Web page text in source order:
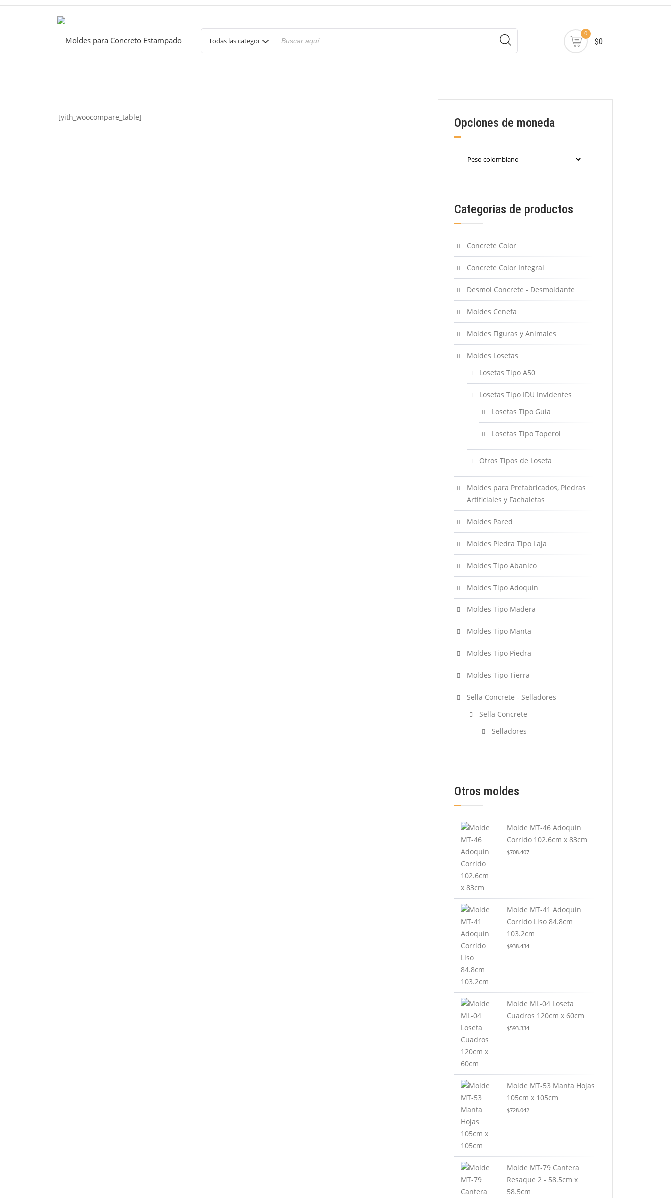
Saltar
0
$0
[yith_woocompare_table] Opciones de moneda
Categorias de productos
Concrete Color
Concrete Color Integral
Desmol Concrete - Desmoldante
Moldes Cenefa
Moldes Figuras y Animales
Moldes Losetas
Losetas Tipo A50
Losetas Tipo IDU Invidentes
Losetas Tipo Guía
Losetas Tipo Toperol
Otros Tipos de Loseta
Moldes para Prefabricados, Piedras
Artificiales y Fachaletas
Moldes Pared
Moldes Piedra Tipo Laja
Moldes Tipo Abanico
Moldes Tipo Adoquín
Moldes Tipo Madera
Moldes Tipo Manta
Moldes Tipo Piedra
Moldes Tipo Tierra
Sella Concrete - Selladores
Sella Concrete
Selladores
Otros moldes
Molde MT-46 Adoquín
Corrido 102.6cm x 83cm
$708.407
Molde MT-41 Adoquín
Corrido Liso 84.8cm
103.2cm
$938.434
Molde ML-04 Loseta
Cuadros 120cm x 60cm
$593.334
Molde MT-53 Manta Hojas
105cm x 105cm
$728.042
Molde MT-79 Cantera
Resaque 2 - 58.5cm x
58.5cm